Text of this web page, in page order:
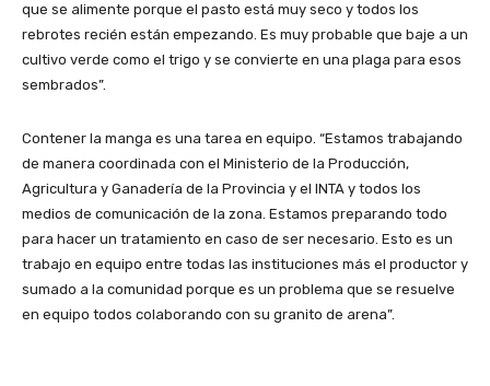
que se alimente porque el pasto está muy seco y todos los
rebrotes recién están empezando. Es muy probable que baje a un
cultivo verde como el trigo y se convierte en una plaga para esos
sembrados”.
Contener la manga es una tarea en equipo. “Estamos trabajando
de manera coordinada con el Ministerio de la Producción,
Agricultura y Ganadería de la Provincia y el INTA y todos los
medios de comunicación de la zona. Estamos preparando todo
para hacer un tratamiento en caso de ser necesario. Esto es un
trabajo en equipo entre todas las instituciones más el productor y
sumado a la comunidad porque es un problema que se resuelve
en equipo todos colaborando con su granito de arena”.